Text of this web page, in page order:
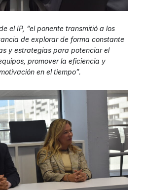
el IP, “el ponente transmitió a los
de explorar de forma constante
y estrategias para potenciar el
promover la eficiencia y
en el tiempo”.